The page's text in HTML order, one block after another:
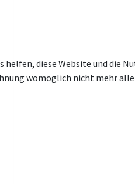
diese Website und die
womöglich nicht mehr